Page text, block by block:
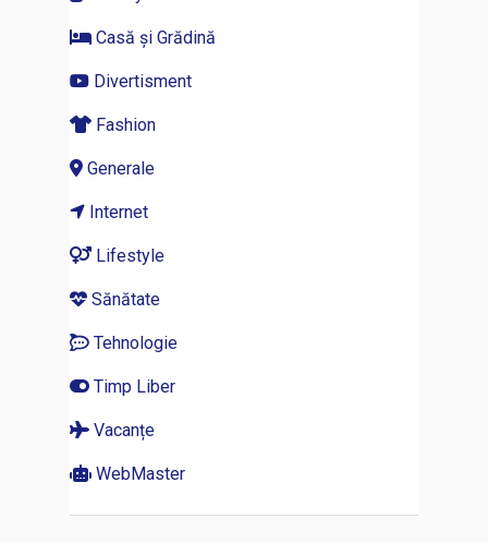
Casă și Grădină
Divertisment
Fashion
Generale
Internet
Lifestyle
Sănătate
Tehnologie
Timp Liber
Vacanțe
WebMaster